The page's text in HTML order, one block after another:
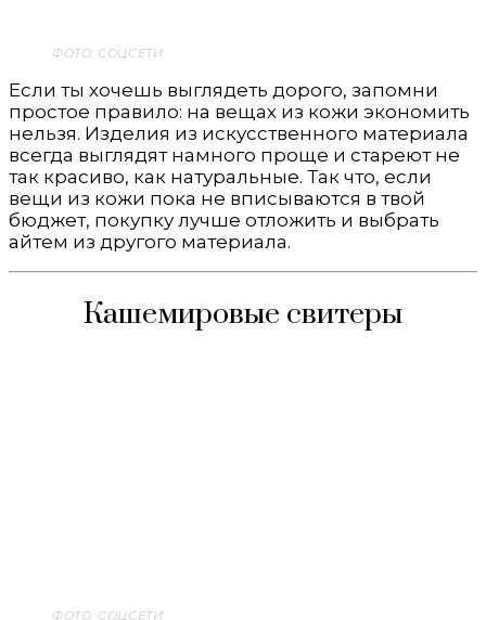
ФОТО: СОЦСЕТИ
Если ты хочешь выглядеть дорого, запомни
простое правило: на вещах из кожи экономить
нельзя. Изделия из искусственного материала
всегда выглядят намного проще и стареют не
так красиво, как натуральные. Так что, если
вещи из кожи пока не вписываются в твой
бюджет, покупку лучше отложить и выбрать
айтем из другого материала.
Кашемировые свитеры
ФОТО: СОЦСЕТИ